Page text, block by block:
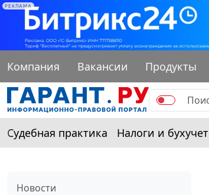
РЕКЛАМА
Компания Вакансии Продукты
Судебная практика Налоги и бухучет
Новости